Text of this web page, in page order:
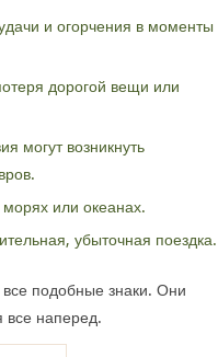
и огорчения в моменты
дорогой вещи или
могут возникнуть
морях или океанах.
убыточная поездка.
все подобные знаки. Они
все наперед.